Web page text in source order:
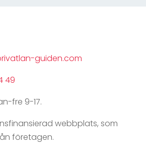
guiden.com
49
fre 9-17.
webbplats, som
företagen.